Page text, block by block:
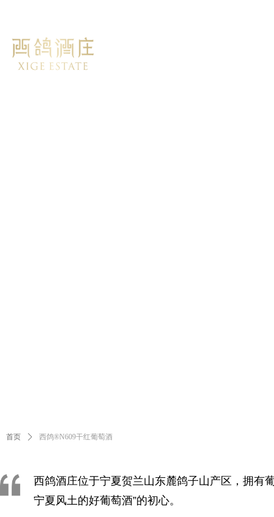
首页 ꄲ 西鸽®N609干红葡萄酒
西鸽酒庄位于宁夏贺兰山东麓鸽子山产区，拥有
宁夏风土的好葡萄酒”的初心。